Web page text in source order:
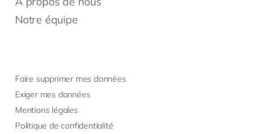
Notre équipe
Faire supprimer mes données
Exiger mes données
Mentions légales
Politique de confidentialité